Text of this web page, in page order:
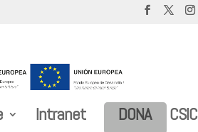
Intranet DONA CSIC